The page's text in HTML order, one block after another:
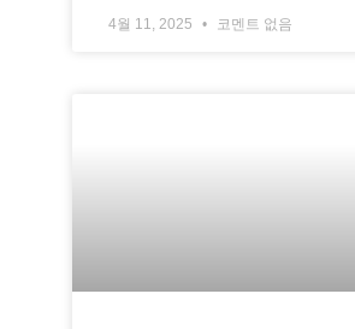
4월 11, 2025 코멘트 없음